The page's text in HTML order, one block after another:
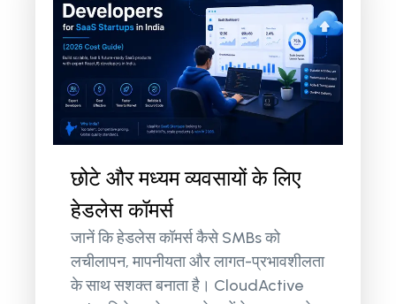
छोटे और मध्यम व्यवसायों के लिए
हेडलेस कॉमर्स
जानें कि हेडलेस कॉमर्स कैसे SMBs को
लचीलापन, मापनीयता और लागत-प्रभावशीलता
के साथ सशक्त बनाता है। CloudActive